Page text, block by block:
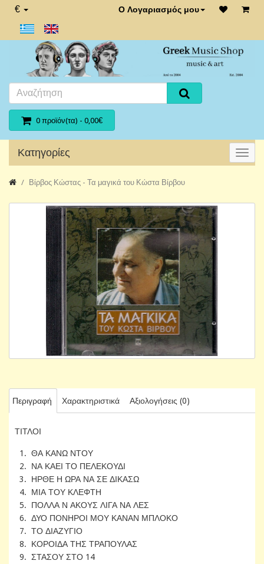
€ Ο Λογαριασμός μου
0 προϊόν(τα) - 0,00€
Κατηγορίες
Βίρβος Κώστας - Τα μαγικά του Κώστα Βίρβου
Περιγραφή Χαρακτηριστικά Αξιολογήσεις (0)
ΤΙΤΛΟΙ
1. ΘΑ ΚΑΝΩ ΝΤΟΥ
2. ΝΑ ΚΑΕΙ ΤΟ ΠΕΛΕΚΟΥΔΙ
3. ΗΡΘΕ Η ΩΡΑ ΝΑ ΣΕ ΔΙΚΑΣΩ
4. ΜΙΑ ΤΟΥ ΚΛΕΦΤΗ
5. ΠΟΛΛΑ Ν ΑΚΟΥΣ ΛΙΓΑ ΝΑ ΛΕΣ
6. ΔΥΟ ΠΟΝΗΡΟΙ ΜΟΥ ΚΑΝΑΝ ΜΠΛΟΚΟ
7. ΤΟ ΔΙΑΖΥΓΙΟ
8. ΚΟΡΟΙΔΑ ΤΗΣ ΤΡΑΠΟΥΛΑΣ
9. ΣΤΑΣΟΥ ΣΤΟ 14